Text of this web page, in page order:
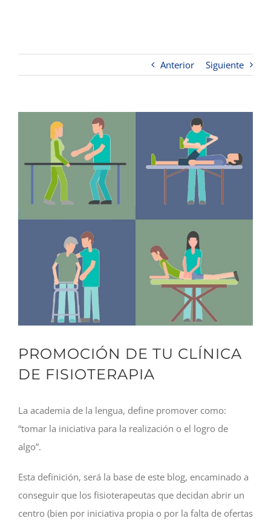
Anterior Siguiente
PROMOCIÓN DE TU CLÍNICA
DE FISIOTERAPIA
La academia de la lengua, define promover como:
“tomar la iniciativa para la realización o el logro de
algo”.
Esta definición, será la base de este blog, encaminado a
conseguir que los fisioterapeutas que decidan abrir un
centro (bien por iniciativa propia o por la falta de ofertas